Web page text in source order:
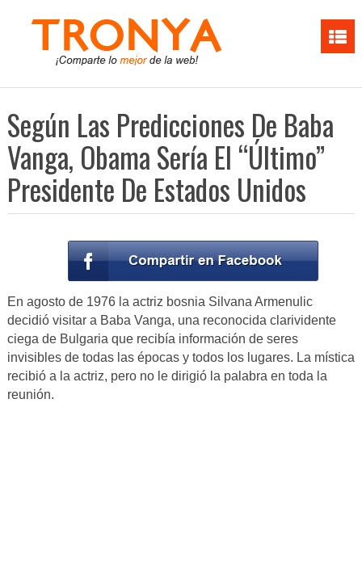
Según Las Predicciones De Baba
Vanga, Obama Sería El “Último”
Presidente De Estados Unidos
En agosto de 1976 la actriz bosnia Silvana Armenulic
decidió visitar a Baba Vanga, una reconocida clarividente
ciega de Bulgaria que recibía información de seres
invisibles de todas las épocas y todos los lugares. La mística
recibió a la actriz, pero no le dirigió la palabra en toda la
reunión.